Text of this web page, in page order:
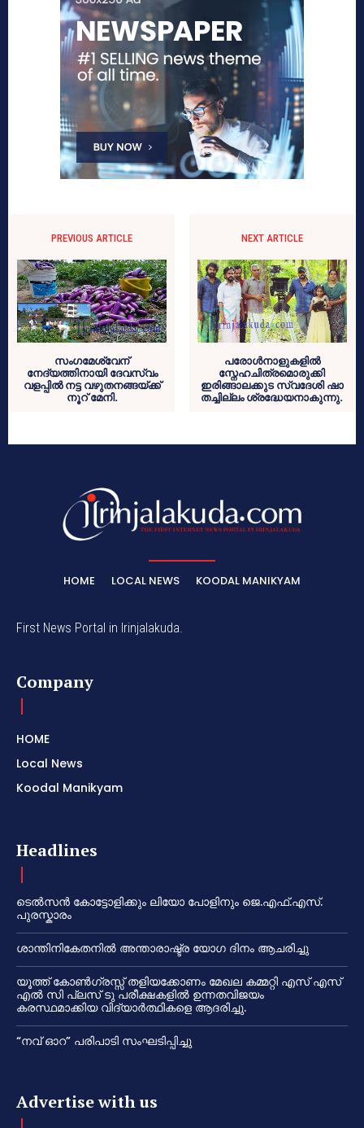
PREVIOUS ARTICLE
സംഗമേശ്വേന്
നേദ്യത്തിനായി ദേവസ്വം
വളപ്പില്‍ നട്ട വഴുതനങ്ങയ്ക്ക്
നൂറ് മേനി.
NEXT ARTICLE
പരോള്‍നാളുകളില്‍
സ്നേഹചിത്രമൊരുക്കി
ഇരിങ്ങാലക്കുട സ്വദേശി ഷാ
തച്ചില്ലം ശ്രദ്ധേയനാകുന്നു.
HOME LOCAL NEWS KOODAL MANIKYAM
First News Portal in Irinjalakuda.
Company
HOME
Local News
Koodal Manikyam
Headlines
ടെൽസൻ കോട്ടോളിക്കും ലിയോ പോളിനും ജെ.എഫ്.എസ്.
പുരസ്കാരം
ശാന്തിനികേതനിൽ അന്താരാഷ്ട്ര യോഗ ദിനം ആചരിച്ചു
യൂത്ത് കോൺഗ്രസ്സ് തളിയക്കോണം മേഖല കമ്മറ്റി എസ് എസ്
എൽ സി പ്ലസ് ടു പരീക്ഷകളിൽ ഉന്നതവിജയം
കരസ്ഥമാക്കിയ വിദ്യാർത്ഥികളെ ആദരിച്ചു.
“നവ് ഓറ” പരിപാടി സംഘടിപ്പിച്ചു
Advertise with us